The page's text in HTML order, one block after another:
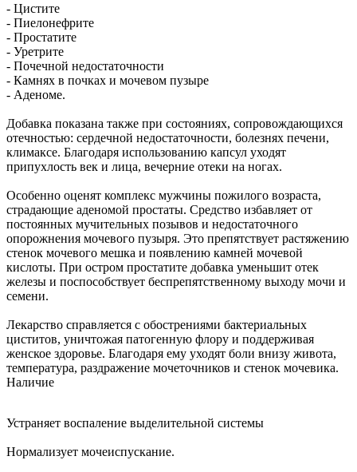
- Цистите
- Пиелонефрите
- Простатите
- Уретрите
- Почечной недостаточности
- Камнях в почках и мочевом пузыре
- Аденоме.
Добавка показана также при состояниях, сопровождающихся
отечностью: сердечной недостаточности, болезнях печени,
климаксе. Благодаря использованию капсул уходят
припухлость век и лица, вечерние отеки на ногах.
Особенно оценят комплекс мужчины пожилого возраста,
страдающие аденомой простаты. Средство избавляет от
постоянных мучительных позывов и недостаточного
опорожнения мочевого пузыря. Это препятствует растяжению
стенок мочевого мешка и появлению камней мочевой
кислоты. При остром простатите добавка уменьшит отек
железы и поспособствует беспрепятственному выходу мочи и
семени.
Лекарство справляется с обострениями бактериальных
циститов, уничтожая патогенную флору и поддерживая
женское здоровье. Благодаря ему уходят боли внизу живота,
температура, раздражение мочеточников и стенок мочевика.
Наличие
Устраняет воспаление выделительной системы
Нормализует мочеиспускание.